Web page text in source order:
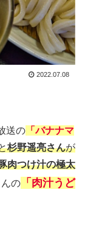
2022.07.08
送の 「バナナマ
杉野遥亮さんが
肉つけ汁の極太
んの 「肉汁うど